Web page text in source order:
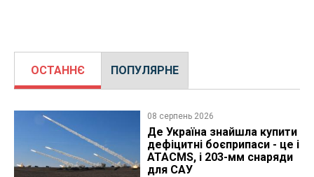
ОСТАННЄ ПОПУЛЯРНЕ
08 серпень 2026
Де Україна знайшла купити
дефіцитні боєприпаси - це і
ATACMS, і 203-мм снаряди
для САУ